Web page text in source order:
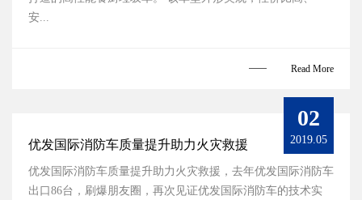
安...
Read More
优发国际消防车质量提升助力火灾救援
优发国际消防车质量提升助力火灾救援，去年优发国际消防车
出口86台，刷爆朋友圈，再次见证优发国际消防车的技术实
02
2019.05